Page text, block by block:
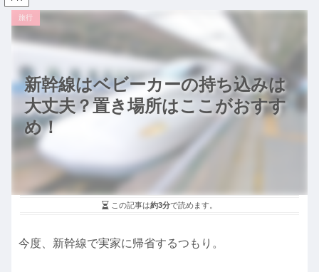
新幹線はベビーカーの持ち込みは
大丈夫？置き場所はここがおすす
め！
旅行
この記事は約3分で読めます。
今度、新幹線で実家に帰省するつもり。